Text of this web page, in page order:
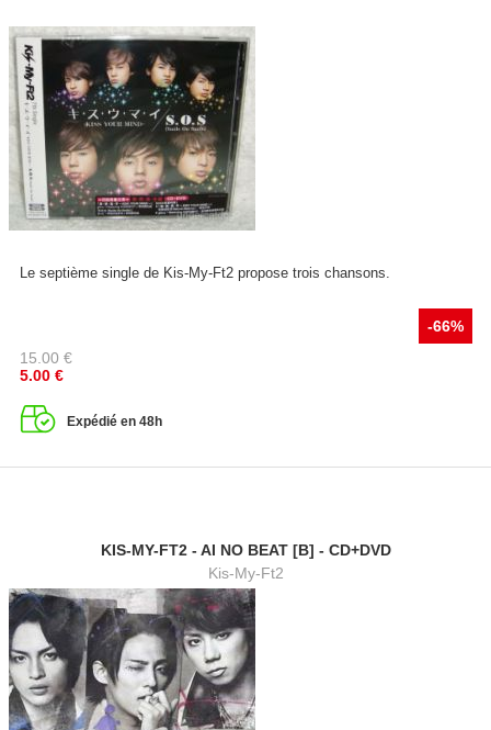
Le septième single de Kis-My-Ft2 propose trois chansons.
-66%
15.00 €
5.00 €
Expédié en 48h
KIS-MY-FT2 - AI NO BEAT [B] - CD+DVD
Kis-My-Ft2